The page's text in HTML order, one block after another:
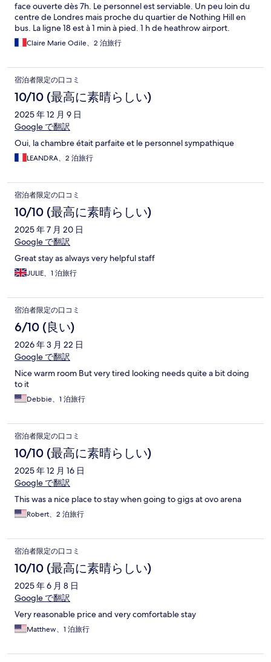
face ouverte dès 7h. Le personnel est serviable. Un peu loin du
centre de Londres mais proche du quartier de Nothing Hill en
bus. La ligne 18 est à 1 min à pied. 1 h de heathrow airport.
Claire Marie Odile、2 泊旅行
宿泊者限定の口コミ
10/10 (最高に素晴らしい)
2025 年 12 月 9 日
Google で翻訳
Oui, la chambre était parfaite et le personnel sympathique
LEANDRA、2 泊旅行
宿泊者限定の口コミ
10/10 (最高に素晴らしい)
2025 年 7 月 20 日
Google で翻訳
Great stay as always very helpful staff
JULIE、1 泊旅行
宿泊者限定の口コミ
6/10 (良い)
2026 年 3 月 22 日
Google で翻訳
Nice warm room But very tired looking needs quite a bit doing
to it
Debbie、1 泊旅行
宿泊者限定の口コミ
10/10 (最高に素晴らしい)
2025 年 12 月 16 日
Google で翻訳
This was a nice place to stay when going to gigs at ovo arena
Robert、2 泊旅行
宿泊者限定の口コミ
10/10 (最高に素晴らしい)
2025 年 6 月 8 日
Google で翻訳
Very reasonable price and very comfortable stay
Matthew、1 泊旅行